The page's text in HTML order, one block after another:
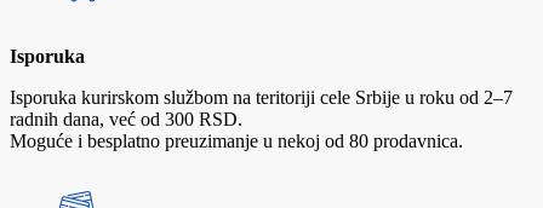
Isporuka
Isporuka kurirskom službom na teritoriji cele Srbije u roku od 2–7
radnih dana, već od 300 RSD.
Moguće i besplatno preuzimanje u nekoj od 80 prodavnica.